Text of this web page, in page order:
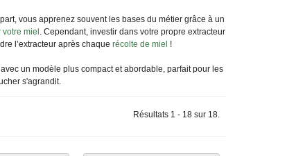
vous apprenez souvent les bases du métier grâce à un
miel . Cependant, investir dans votre propre extracteur
l’extracteur après chaque récolte de miel !
un modèle plus compact et abordable, parfait pour les
s'agrandit.
Résultats 1 - 18 sur 18.